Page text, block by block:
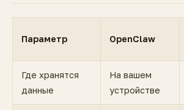
Параметр OpenClaw
Где хранятся
данные
На вашем
устройстве